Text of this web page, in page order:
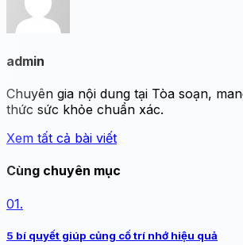
admin
Chuyên gia nội dung tại Tòa soạn,
thức sức khỏe chuẩn xác.
Xem tất cả bài viết
Cùng chuyên mục
01.
5 bí quyết giúp củng cố trí nhớ hiệu quả